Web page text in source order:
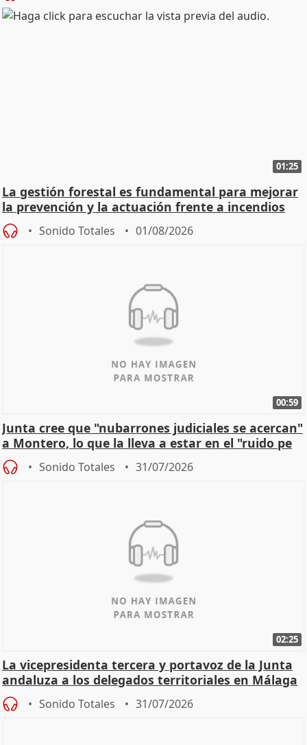
01:25
La gestión forestal es fundamental para mejorar
la prevención y la actuación frente a incendios
Sonido Totales 01/08/2026
00:59
Junta cree que "nubarrones judiciales se acercan"
a Montero, lo que la lleva a estar en el "ruido pe
Sonido Totales 31/07/2026
02:25
La vicepresidenta tercera y portavoz de la Junta
andaluza a los delegados territoriales en Málaga
Sonido Totales 31/07/2026